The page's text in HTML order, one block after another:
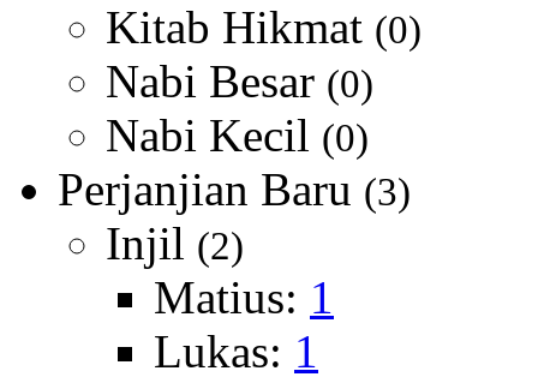
Kitab Hikmat (0)
Nabi Besar (0)
Nabi Kecil (0)
Perjanjian Baru (3)
Injil (2)
Matius: 1
Lukas: 1